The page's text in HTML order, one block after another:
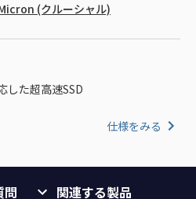
(クルーシャル)
した超高速SSD
仕様をみる
問 関連する製品